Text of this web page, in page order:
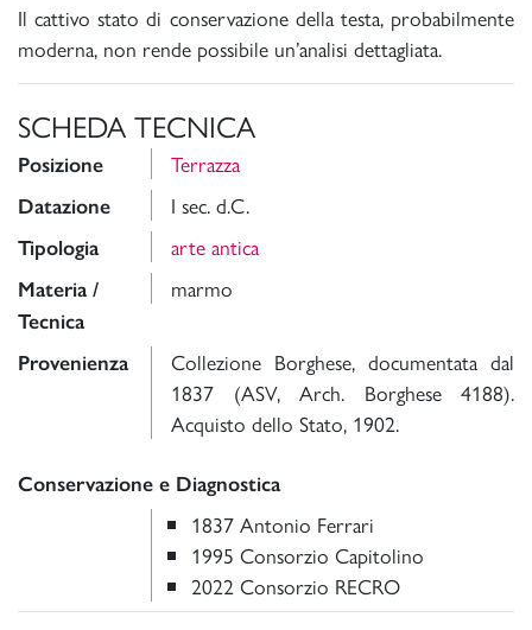
Il cattivo stato di conservazione della testa, probabilmente
moderna, non rende possibile un’analisi dettagliata.
SCHEDA TECNICA
Posizione Terrazza
Datazione I sec. d.C.
Tipologia arte antica
Materia /
Tecnica
marmo
Provenienza
Collezione Borghese, documentata dal
1837 (ASV, Arch. Borghese 4188).
Acquisto dello Stato, 1902.
Conservazione e Diagnostica
1837 Antonio Ferrari
1995 Consorzio Capitolino
2022 Consorzio RECRO